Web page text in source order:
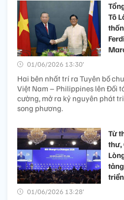
Tô
01/06/2026 13:30’
Hai bên nhất trí ra Tuyên bố
Việt Nam – Philippines lên Đối
cường, mở ra kỷ nguyên phát
song phương.
Từ
thư,
triển
01/06/2026 13:28’